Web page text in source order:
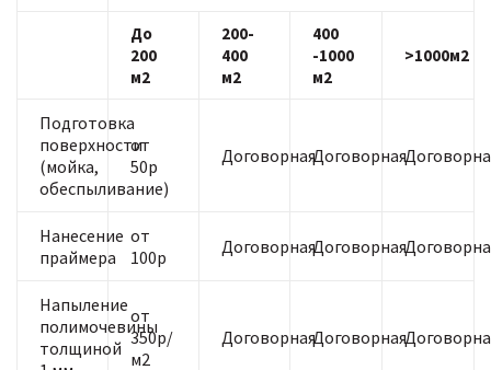
До
200
м2
200-
400
м2
400
-1000
м2
>1000м2
Подготовка
поверхности
(мойка,
обеспыливание)
от
50р
ДоговорнаяДоговорная
Нанесение
праймера
от
100р
ДоговорнаяДоговорная
Напыление
полимочевины
толщиной
от
350р/
м2
ДоговорнаяДоговорная